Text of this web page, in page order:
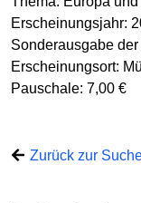
Erscheinungsjahr:
Sonderausgabe
Erscheinungsort:
Pauschale: 7,00 €
Zurück zur